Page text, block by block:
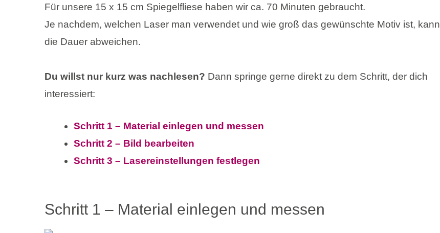
Für unsere 15 x 15 cm Spiegelfliese haben wir ca. 70 Minuten gebraucht.
Je nachdem, welchen Laser man verwendet und wie groß das gewünschte Motiv ist, kann
die Dauer abweichen.
Du willst nur kurz was nachlesen? Dann springe gerne direkt zu dem Schritt, der dich
interessiert:
Schritt 1 – Material einlegen und messen
Schritt 2 – Bild bearbeiten
Schritt 3 – Lasereinstellungen festlegen
Schritt 1 – Material einlegen und messen